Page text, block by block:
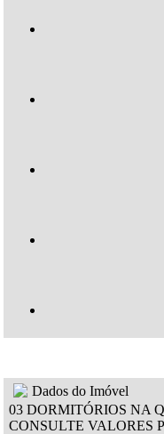
Dados do Imóvel
03 DORMITÓRIOS NA
CONSULTE VALORES